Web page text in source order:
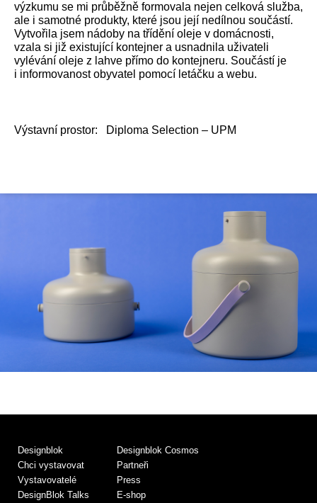
výzkumu se mi průběžně formovala nejen celková služba,
ale i samotné produkty, které jsou její nedílnou součástí.
Vytvořila jsem nádoby na třídění oleje v domácnosti,
vzala si již existující kontejner a usnadnila uživateli
vylévání oleje z lahve přímo do kontejneru. Součástí je
i informovanost obyvatel pomocí letáčku a webu.
Výstavní prostor: Diploma Selection – UPM
Designblok
Chci vystavovat
Vystavovatelé
DesignBlok Talks
Designblok Cosmos
Partneři
Press
E-shop